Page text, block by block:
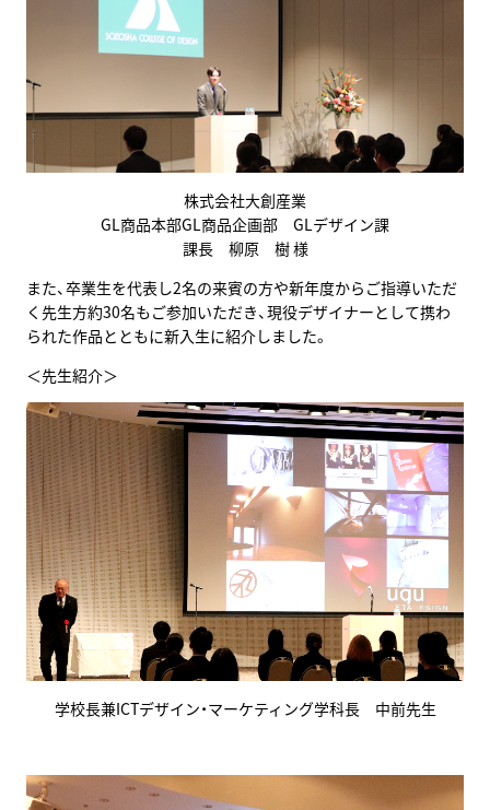
株式会社大創産業
GL商品本部GL商品企画部 GLデザイン課
課長 柳原 樹 様
また、卒業生を代表し2名の来賓の方や新年度からご指導いただ
く先生方約30名もご参加いただき、現役デザイナーとして携わ
られた作品とともに新入生に紹介しました。
＜先生紹介＞
学校長兼ICTデザイン・マーケティング学科長 中前先生